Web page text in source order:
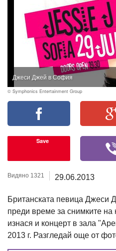
Джеси Джей в София
© Symphonics Entertainment Group
Save
Видяно 1321 29.06.2013
Британската певица Джеси
преди време за снимките на
изнася и концерт в зала
2013 г. Разгледай още от